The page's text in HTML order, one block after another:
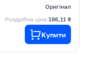
Оригінал
Роздрібна ціна:186,11 ₴
Купити